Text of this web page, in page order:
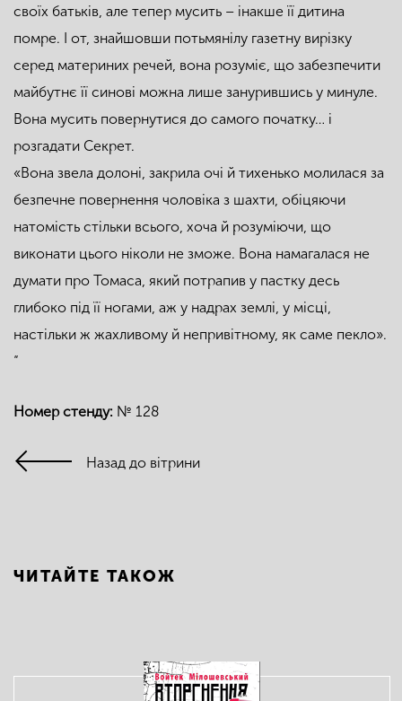
своїх батьків, але тепер мусить – інакше її дитина
помре. І от, знайшовши потьмянілу газетну вирізку
серед материних речей, вона розуміє, що забезпечити
майбутнє її синові можна лише занурившись у минуле.
Вона мусить повернутися до самого початку… і
розгадати Секрет.
«Вона звела долоні, закрила очі й тихенько молилася за
безпечне повернення чоловіка з шахти, обіцяючи
натомість стільки всього, хоча й розуміючи, що
виконати цього ніколи не зможе. Вона намагалася не
думати про Томаса, який потрапив у пастку десь
глибоко під її ногами, аж у надрах землі, у місці,
настільки ж жахливому й непривітному, як саме пекло».
“
Номер стенду: № 128
Назад до вітрини
ЧИТАЙТЕ ТАКОЖ